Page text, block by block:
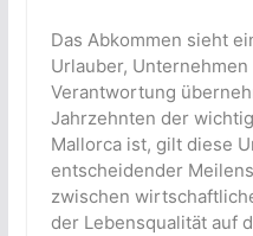
Das Abkommen sieht
Urlauber,
Verantwortung
Jahrzehnten der
Mallorca ist, gilt diese
entscheidender
zwischen
der Lebensqualität auf